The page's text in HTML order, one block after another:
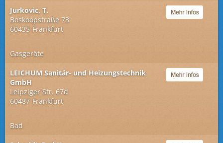
Jurkovic, T.
Boskoopstraße 73
60435 Frankfurt
Gasgeräte
LEICHUM Sanitär- und Heizungstechnik
GmbH
Leipziger Str. 67d
60487 Frankfurt
Bad